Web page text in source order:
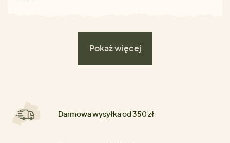
Pokaż więcej
Darmowa wysyłka od 350 zł